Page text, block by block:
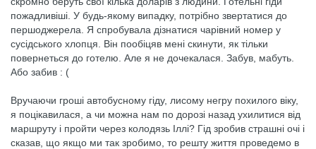
пожадливіші. У будь-якому випадку, потрібно звертатися до
першоджерела. Я спробувала дізнатися чарівний номер у
сусідського хлопця. Він пообіцяв мені скинути, як тільки
повернеться до готелю. Але я не дочекалася. Забув, мабуть.
Або забив : (
Вручаючи гроші автобусному гіду, лисому негру похилого віку,
я поцікавилася, а чи можна нам по дорозі назад ухилитися від
маршруту і пройти через колодязь Іллі? Гід зробив страшні очі і
сказав, що якщо ми так зробимо, то решту життя проведемо в